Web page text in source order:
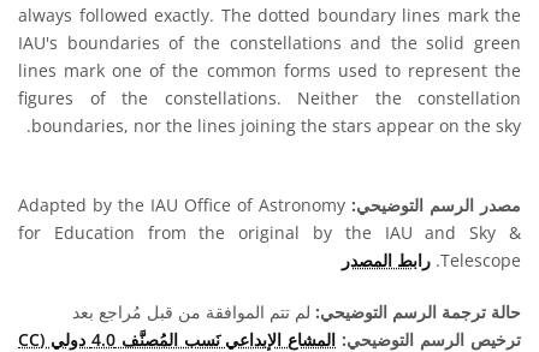
always followed exactly. The dotted boundary lines mark the
IAU's boundaries of the constellations and the solid green
lines mark one of the common forms used to represent the
figures of the constellations. Neither the constellation
boundaries, nor the lines joining the stars appear on the sky.
مصدر الرسم التوضيحي: Adapted by the IAU Office of Astronomy
for Education from the original by the IAU and Sky &
Telescope. رابط المصدر
حالة ترجمة الرسم التوضيحي: لم تتم الموافقة من قبل مُراجع بعد
ترخيص الرسم التوضيحي:
المشاع الإبداعي نَسب المُصنَّف 4.0 دولي (CC